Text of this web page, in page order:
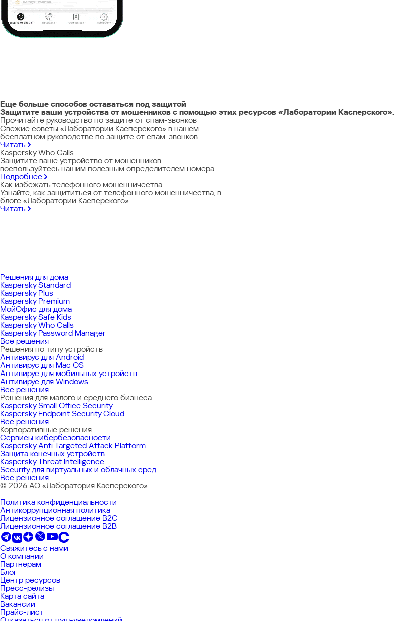
Еще больше способов оставаться под защитой
Защитите ваши устройства от мошенников с помощью этих ресурсов «Лаборатории Касперского».
Прочитайте руководство по защите от спам-звонков
Свежие советы «Лаборатории Касперского» в нашем
бесплатном руководстве по защите от спам-звонков.
Читать
Kaspersky Who Calls
Защитите ваше устройство от мошенников –
воспользуйтесь нашим полезным определителем номера.
Подробнее
Как избежать телефонного мошенничества
Узнайте, как защититься от телефонного мошенничества, в
блоге «Лаборатории Касперского».
Читать
Решения для дома
Kaspersky Standard
Kaspersky Plus
Kaspersky Premium
МойОфис для дома
Kaspersky Safe Kids
Kaspersky Who Calls
Kaspersky Password Manager
Все решения
Решения по типу устройств
Антивирус для Android
Антивирус для Mac OS
Антивирус для мобильных устройств
Антивирус для Windows
Все решения
Решения для малого и среднего бизнеса
Kaspersky Small Office Security
Kaspersky Endpoint Security Cloud
Все решения
Корпоративные решения
Сервисы кибербезопасности
Kaspersky Anti Targeted Attack Platform
Защита конечных устройств
Kaspersky Threat Intelligence
Security для виртуальных и облачных сред
Все решения
© 2026 АО «Лаборатория Касперского»
Политика конфиденциальности
Антикоррупционная политика
Лицензионное соглашение B2C
Лицензионное соглашение B2B
Свяжитесь с нами
О компании
Партнерам
Блог
Центр ресурсов
Пресс-релизы
Карта сайта
Вакансии
Прайс-лист